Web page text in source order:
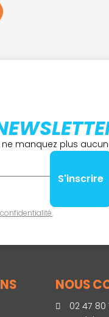
manquez plus
NOUS
02 47 80